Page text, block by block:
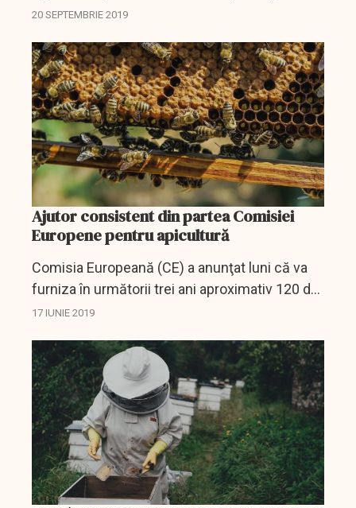
declarat vineri că începând de la 1 ianuarie
miere în...
20 SEPTEMBRIE 2019
Ajutor consistent din partea Comisiei
Europene pentru apicultură
Comisia Europeană (CE) a anunţat luni că va
furniza în următorii trei ani aproximativ 120 de
milioane de euro sectorului apicol din UE,
şi...
17 IUNIE 2019